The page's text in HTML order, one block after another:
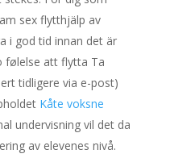
sex flytthjälp av
i god tid innan det är
følelse att flytta Ta
tidligere via e-post)
Kåte voksne
undervisning vil det da
av elevenes nivå.